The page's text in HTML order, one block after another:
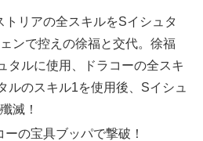
トリアの全スキルをSイシュタ
ンで控えの徐福と交代。徐福
タルに使用、ドラコーの全スキ
ルのスキル1を使用後、Sイシュ
滅！
の宝具ブッパで撃破！